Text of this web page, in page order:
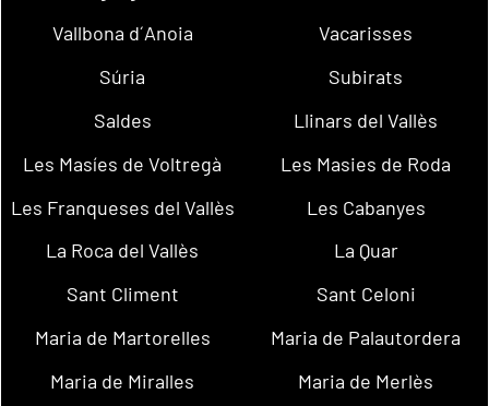
Vallbona d´Anoia
Vacarisses
Súria
Subirats
Saldes
Llinars del Vallès
Les Masíes de Voltregà
Les Masies de Roda
Les Franqueses del Vallès
Les Cabanyes
La Roca del Vallès
La Quar
Sant Climent
Sant Celoni
Maria de Martorelles
Maria de Palautordera
Maria de Miralles
Maria de Merlès